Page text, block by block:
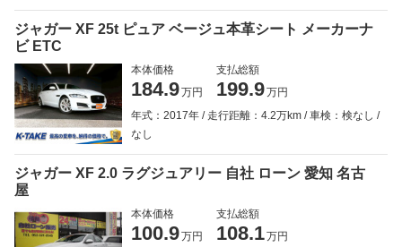
ジャガー XF 25t ピュア ベージュ本革シート メーカーナ
ビ ETC
本体価格
184.9万円
支払総額
199.9万円
年式：2017年
走行距離：4.2万km
車検：検なし
なし
ジャガー XF 2.0 ラグジュアリー 自社 ローン 愛知 名古
屋
本体価格
100.9万円
支払総額
108.1万円